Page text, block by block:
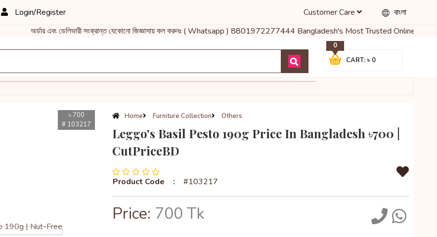
Login/Register বাংলা
Customer Care
অর্ডার এবং ডেলিভারী সংক্রান্ত যেকোনো জিজ্ঞাসায় কল করুনঃ ( Whatsapp ) 8801972277444 Bangladesh's Most Trusted Online Shop for
CART: ৳ 0
0
৳ 700
# 103217
Home Furniture Collection Others
Leggo's Basil Pesto 190g Price In Bangladesh ৳700 |
CutPriceBD
Product Code : #103217
Price: 700 Tk